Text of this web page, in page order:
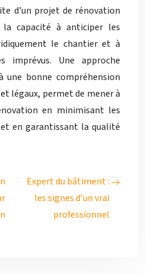
d’un projet de rénovation
capacité à anticiper les
le chantier et à
imprévus. Une approche
une bonne compréhension
légaux, permet de mener à
en minimisant les
en garantissant la qualité
Expert du bâtiment :
les signes d’un vrai
professionnel